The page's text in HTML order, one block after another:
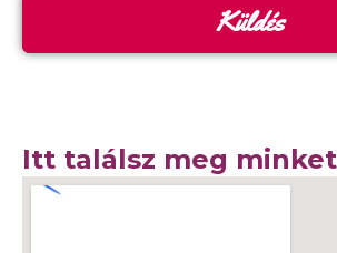
Küldés
Itt találsz meg